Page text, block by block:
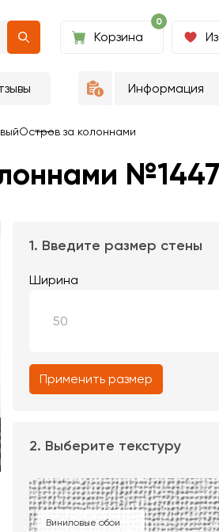
0
Корзина
Информация
Остров за колоннами
1. Введите размер стены
Ширина
Применить размер
2. Выберите текстуру
Виниловые обои